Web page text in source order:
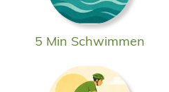
5 Min Schwimmen